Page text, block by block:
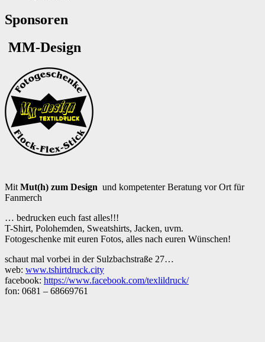
Sponsoren
MM-Design
Mit Mut(h) zum Design und kompetenter Beratung vor Ort für
Fanmerch
… bedrucken euch fast alles!!!
T-Shirt, Polohemden, Sweatshirts, Jacken, uvm.
Fotogeschenke mit euren Fotos, alles nach euren Wünschen!
schaut mal vorbei in der Sulzbachstraße 27…
web: www.tshirtdruck.city
facebook: https://www.facebook.com/texlildruck/
fon: 0681 – 68669761